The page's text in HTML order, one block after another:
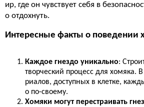
ир, где он чувствует себя в
о отдохнуть.
Интересные факты о поведении
Каждое гнездо уникально:
творческий процесс для хомяка.
риалов, доступных в клетке,
о по-своему.
Хомяки могут перестраивать